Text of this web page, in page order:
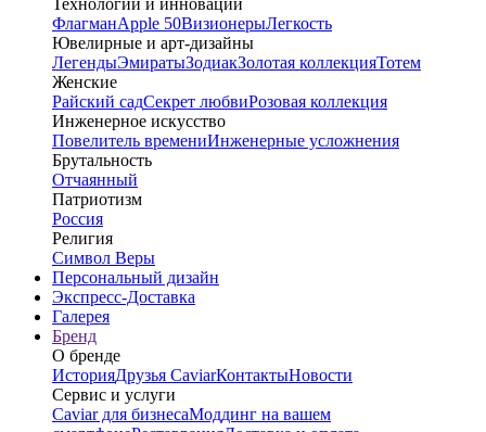
Технологии и инновации
ФлагманApple 50ВизионерыЛегкость
Ювелирные и арт-дизайны
ЛегендыЭмиратыЗодиакЗолотая коллекцияТотем
Женские
Райский садСекрет любвиРозовая коллекция
Инженерное искусство
Повелитель времениИнженерные усложнения
Брутальность
Отчаянный
Патриотизм
Россия
Религия
Символ Веры
Персональный дизайн
Экспресс-Доставка
Галерея
Бренд
О бренде
ИсторияДрузья CaviarКонтактыНовости
Сервис и услуги
Caviar для бизнесаМоддинг на вашем